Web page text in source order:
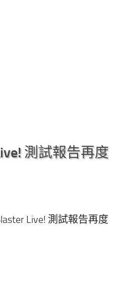
測試報告再度
Live! 測試報告再度